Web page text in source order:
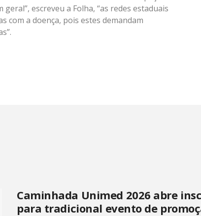
escreveu a Folha, “as redes estaduais
com a doença, pois estes demandam
Caminhada Unimed 2026 abre
para tradicional evento de